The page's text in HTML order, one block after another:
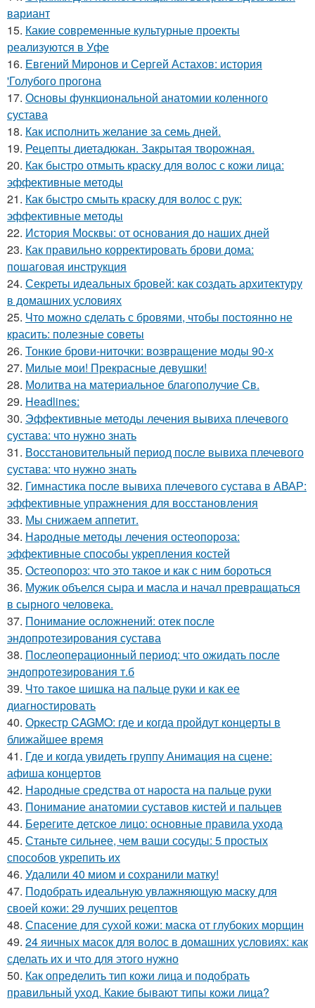
вариант
15. Какие современные культурные проекты
реализуются в Уфе
16. Евгений Миронов и Сергей Астахов: история
'Голубого прогона
17. Основы функциональной анатомии коленного
сустава
18. Как исполнить желание за семь дней.
19. Рецепты диетадюкан. Закрытая творожная.
20. Как быстро отмыть краску для волос с кожи лица:
эффективные методы
21. Как быстро смыть краску для волос с рук:
эффективные методы
22. История Москвы: от основания до наших дней
23. Как правильно корректировать брови дома:
пошаговая инструкция
24. Секреты идеальных бровей: как создать архитектуру
в домашних условиях
25. Что можно сделать с бровями, чтобы постоянно не
красить: полезные советы
26. Тонкие брови-ниточки: возвращение моды 90-х
27. Милые мои! Прекрасные девушки!
28. Молитва на материальное благополучие Св.
29. Headlines:
30. Эффективные методы лечения вывиха плечевого
сустава: что нужно знать
31. Восстановительный период после вывиха плечевого
сустава: что нужно знать
32. Гимнастика после вывиха плечевого сустава в АВАР:
эффективные упражнения для восстановления
33. Мы снижаем аппетит.
34. Народные методы лечения остеопороза:
эффективные способы укрепления костей
35. Остеопороз: что это такое и как с ним бороться
36. Мужик объелся сыра и масла и начал превращаться
в сырного человека.
37. Понимание осложнений: отек после
эндопротезирования сустава
38. Послеоперационный период: что ожидать после
эндопротезирования т.б
39. Что такое шишка на пальце руки и как ее
диагностировать
40. Оркестр CAGMO: где и когда пройдут концерты в
ближайшее время
41. Где и когда увидеть группу Анимация на сцене:
афиша концертов
42. Народные средства от нароста на пальце руки
43. Понимание анатомии суставов кистей и пальцев
44. Берегите детское лицо: основные правила ухода
45. Станьте сильнее, чем ваши сосуды: 5 простых
способов укрепить их
46. Удалили 40 миом и сохранили матку!
47. Подобрать идеальную увлажняющую маску для
своей кожи: 29 лучших рецептов
48. Спасение для сухой кожи: маска от глубоких морщин
49. 24 яичных масок для волос в домашних условиях: как
сделать их и что для этого нужно
50. Как определить тип кожи лица и подобрать
правильный уход. Какие бывают типы кожи лица?